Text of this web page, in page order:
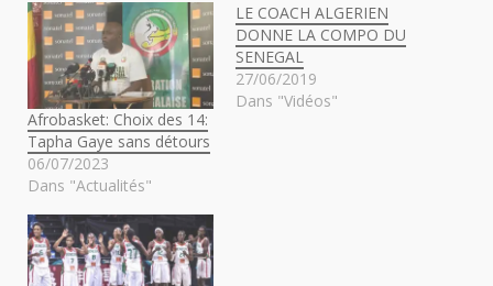
Afrobasket: Choix des 14:
Tapha Gaye sans détours
06/07/2023
Dans "Actualités"
LE COACH ALGERIEN
DONNE LA COMPO DU
SENEGAL
27/06/2019
Dans "Vidéos"